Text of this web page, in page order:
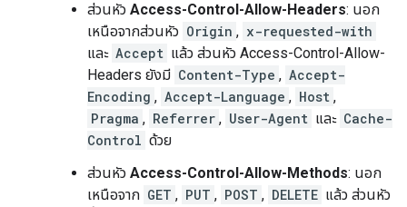
ส่วนหัว Access-Control-Allow-Headers: นอก
เหนือจากส่วนหัว Origin , x-requested-with
และ Accept แล้ว ส่วนหัว Access-Control-Allow-
Headers ยังมี Content-Type , Accept-
Encoding , Accept-Language , Host ,
Pragma , Referrer , User-Agent และ Cache-
Control ด้วย
ส่วนหัว Access-Control-Allow-Methods: นอก
เหนือจาก GET , PUT , POST , DELETE แล้ว ส่วนหัว